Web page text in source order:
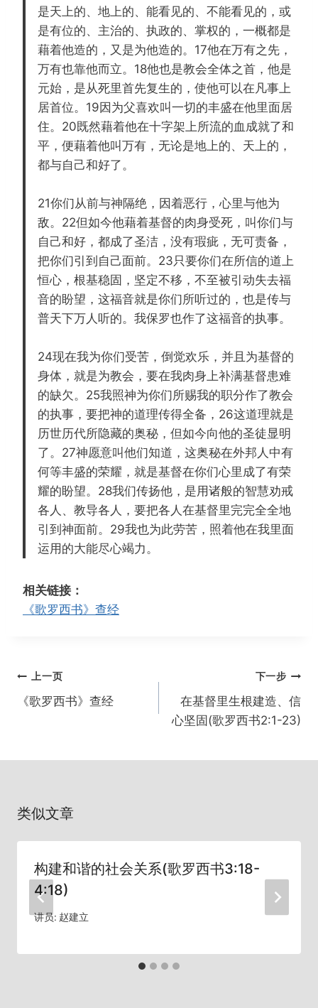
是天上的、地上的、能看见的、不能看见的，或
是有位的、主治的、执政的、掌权的，一概都是
藉着他造的，又是为他造的。17他在万有之先，
万有也靠他而立。18他也是教会全体之首，他是
元始，是从死里首先复生的，使他可以在凡事上
居首位。19因为父喜欢叫一切的丰盛在他里面居
住。20既然藉着他在十字架上所流的血成就了和
平，便藉着他叫万有，无论是地上的、天上的，
都与自己和好了。
21你们从前与神隔绝，因着恶行，心里与他为
敌。22但如今他藉着基督的肉身受死，叫你们与
自己和好，都成了圣洁，没有瑕疵，无可责备，
把你们引到自己面前。23只要你们在所信的道上
恒心，根基稳固，坚定不移，不至被引动失去福
音的盼望，这福音就是你们所听过的，也是传与
普天下万人听的。我保罗也作了这福音的执事。
24现在我为你们受苦，倒觉欢乐，并且为基督的
身体，就是为教会，要在我肉身上补满基督患难
的缺欠。25我照神为你们所赐我的职分作了教会
的执事，要把神的道理传得全备，26这道理就是
历世历代所隐藏的奥秘，但如今向他的圣徒显明
了。27神愿意叫他们知道，这奥秘在外邦人中有
何等丰盛的荣耀，就是基督在你们心里成了有荣
耀的盼望。28我们传扬他，是用诸般的智慧劝戒
各人、教导各人，要把各人在基督里完完全全地
引到神面前。29我也为此劳苦，照着他在我里面
运用的大能尽心竭力。
相关链接：
《歌罗西书》查经
文
章
上一页
《歌罗西书》查经
下一步
在基督里生根建造、信
心坚固(歌罗西书2:1-23)
类似文章
构建和谐的社会关系(歌罗西书3:18-
4:18)
讲员: 赵建立